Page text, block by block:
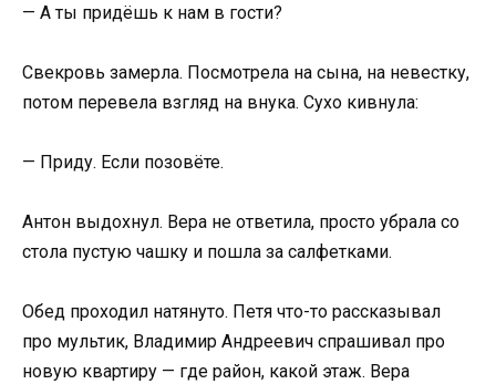
— А ты придёшь к нам в гости?
Свекровь замерла. Посмотрела на сына, на невестку,
потом перевела взгляд на внука. Сухо кивнула:
— Приду. Если позовёте.
Антон выдохнул. Вера не ответила, просто убрала со
стола пустую чашку и пошла за салфетками.
Обед проходил натянуто. Петя что-то рассказывал
про мультик, Владимир Андреевич спрашивал про
новую квартиру — где район, какой этаж. Вера